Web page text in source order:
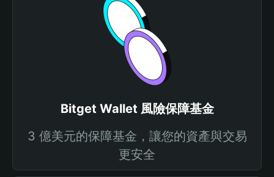
Bitget Wallet 風險保障基金
3 億美元的保障基金，讓您的資產與交易
更安全